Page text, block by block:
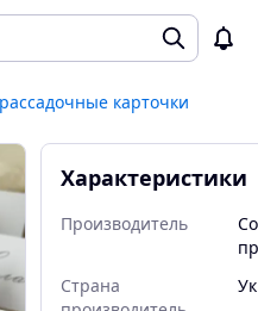
карточки
Характеристики
Производитель
Страна